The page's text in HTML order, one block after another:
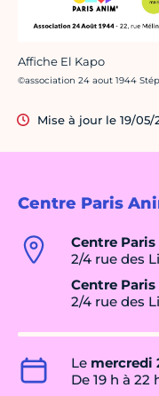
Centre Paris
Centre
2/4 rue des
Centre
2/4 rue des
Le mercredi
De 19 h à 22
Affiche El Kapo
Crédit photo :
©association 24 aout 1944
Mise à jour le 19/05/